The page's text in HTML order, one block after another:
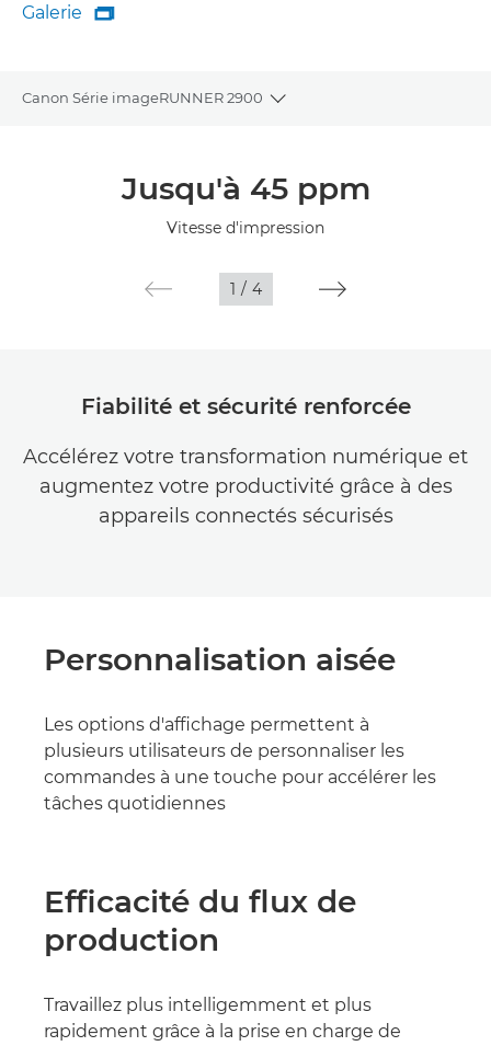
Galerie
Galerie

Canon Série imageRUNNER 2900
Toggle breadcrumbs
Jusqu'à 45 ppm
Vitesse d'impression
1 / 4
Fiabilité et sécurité renforcée
Accélérez votre transformation numérique et
augmentez votre productivité grâce à des
appareils connectés sécurisés
Personnalisation aisée
Les options d'affichage permettent à
plusieurs utilisateurs de personnaliser les
commandes à une touche pour accélérer les
tâches quotidiennes
Efficacité du flux de
production
Travaillez plus intelligemment et plus
rapidement grâce à la prise en charge de